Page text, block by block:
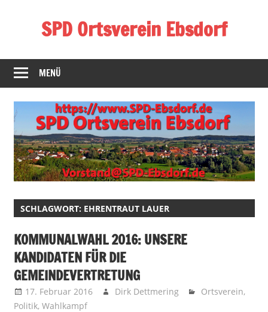
SPD Ortsverein Ebsdorf
des
SPD-
MENÜ
SCHLAGWORT: EHRENTRAUT LAUER
KOMMUNALWAHL 2016: UNSERE
KANDIDATEN FÜR DIE
GEMEINDEVERTRETUNG
17. Februar 2016 Dirk Dettmering Ortsverein,
Politik, Wahlkampf